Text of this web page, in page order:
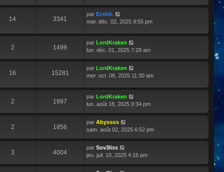
14 3341
par Ezehk.
mar. déc. 02, 2025 9:55 pm
2 1499
par LordKraken
lun. déc. 01, 2025 7:28 am
16 15281
par LordKraken
mer. oct. 08, 2025 11:30 am
2 1997
par LordKraken
lun. août 18, 2025 9:34 pm
2 1856
par Abyssos
sam. août 02, 2025 6:52 pm
3 4004
par Sov3liss
jeu. juil. 10, 2025 4:16 pm